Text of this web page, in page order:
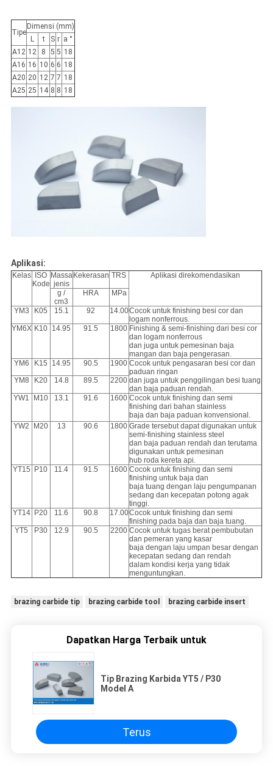
Tipe
Dimensi (mm)
L
t S r a °
A12 12 8 5 5 18
A16 16 10 6 6 18
A20 20 12 7 7 18
A25 25 14 8 8 18
Aplikasi:
Kelas
ISO
Kode
Massa
jenis
Kekerasan TRS Aplikasi direkomendasikan
g /
cm3
HRA MPa
YM3 K05 15.1 92 14.00Cocok untuk finishing besi cor dan
logam nonferrous.
YM6X K10 14.95 91.5 1800 Finishing & semi-finishing dari besi cor
dan logam nonferrous
dan juga untuk pemesinan baja
mangan dan baja pengerasan.
YM6
K15 14.95 90.5 1900 Cocok untuk pengasaran besi cor dan
paduan ringan
dan juga untuk penggilingan besi tuang
dan baja paduan rendah.
YM8 K20 14.8 89.5 2200
YW1 M10 13.1 91.6 1600 Cocok untuk finishing dan semi
finishing dari bahan stainless
baja dan baja paduan konvensional.
YW2
M20 13 90.6 1800 Grade tersebut dapat digunakan untuk
semi-finishing stainless steel
dan baja paduan rendah dan terutama
digunakan untuk pemesinan
hub roda kereta api.
YT15
P10 11.4 91.5 1600 Cocok untuk finishing dan semi
finishing untuk baja dan
baja tuang dengan laju pengumpanan
sedang dan kecepatan potong agak
tinggi.
YT14 P20 11.6 90.8 17.00Cocok untuk finishing dan semi
finishing pada baja dan baja tuang.
YT5
P30 12.9 90.5 2200 Cocok untuk tugas berat pembubutan
dan pemeran yang kasar
baja dengan laju umpan besar dengan
kecepatan sedang dan rendah
dalam kondisi kerja yang tidak
menguntungkan.
brazing carbide tip brazing carbide tool brazing carbide insert
Dapatkan Harga Terbaik untuk
Tip Brazing Karbida YT5 / P30
Model A
Terus